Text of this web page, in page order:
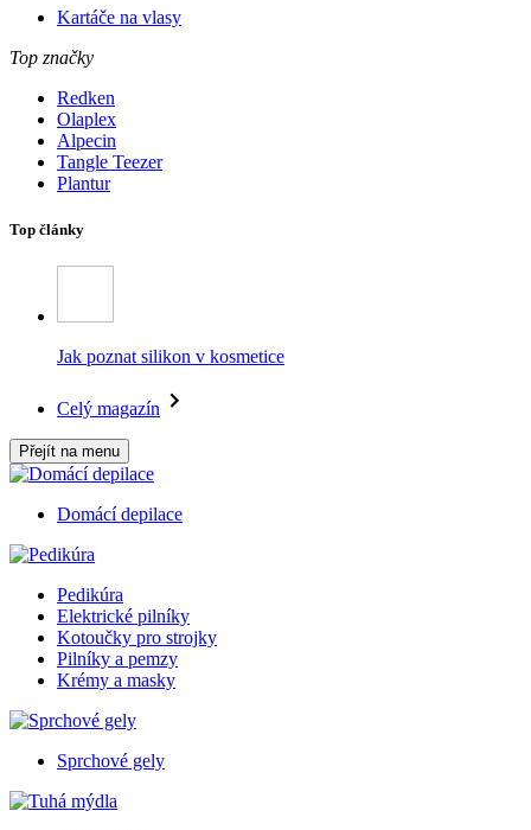
Kartáče na vlasy
Top značky
Redken
Olaplex
Alpecin
Tangle Teezer
Plantur
Top články
Jak poznat silikon v kosmetice
Celý magazín
Přejít na menu
Domácí depilace
Pedikúra
Elektrické pilníky
Kotoučky pro strojky
Pilníky a pemzy
Krémy a masky
Sprchové gely